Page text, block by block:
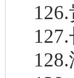
126.
127.
128.